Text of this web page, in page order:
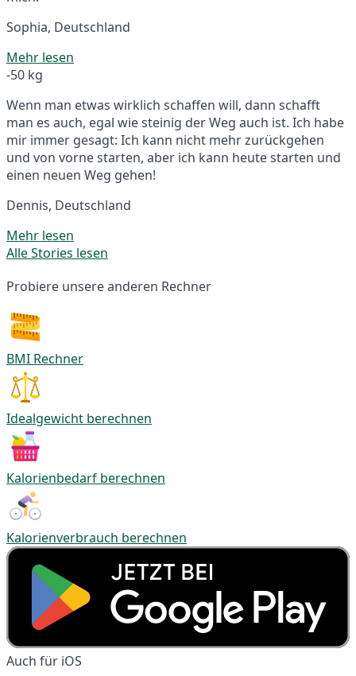
Sophia, Deutschland
Mehr lesen
-50 kg
Wenn man etwas wirklich schaffen will, dann schafft
man es auch, egal wie steinig der Weg auch ist. Ich habe
mir immer gesagt: Ich kann nicht mehr zurückgehen
und von vorne starten, aber ich kann heute starten und
einen neuen Weg gehen!
Dennis, Deutschland
Mehr lesen
Alle Stories lesen
Probiere unsere anderen Rechner
BMI Rechner
Idealgewicht berechnen
Kalorienbedarf berechnen
Kalorienverbrauch berechnen
Auch für iOS